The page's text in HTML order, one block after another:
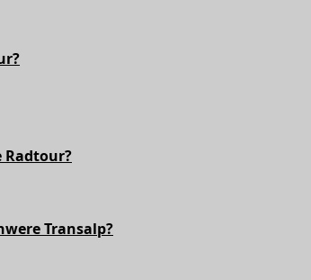
Radtour?
Transalp?